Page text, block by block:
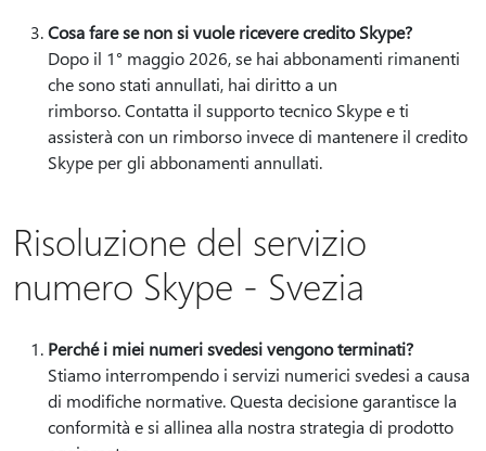
Cosa fare se non si vuole ricevere credito Skype?
Dopo il 1° maggio 2026, se hai abbonamenti rimanenti
che sono stati annullati, hai diritto a un
rimborso. Contatta il supporto tecnico Skype e ti
assisterà con un rimborso invece di mantenere il credito
Skype per gli abbonamenti annullati.
Risoluzione del servizio
numero Skype - Svezia
Perché i miei numeri svedesi vengono terminati?
Stiamo interrompendo i servizi numerici svedesi a causa
di modifiche normative. Questa decisione garantisce la
conformità e si allinea alla nostra strategia di prodotto